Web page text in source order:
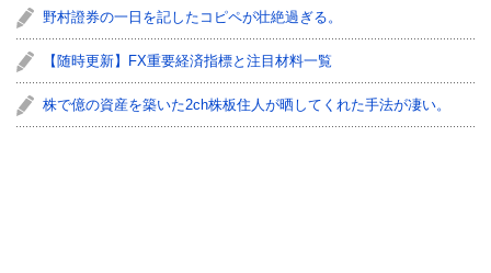
野村證券の一日を記したコピペが壮絶過ぎる。
【随時更新】FX重要経済指標と注目材料一覧
株で億の資産を築いた2ch株板住人が晒してくれた手法が凄い。